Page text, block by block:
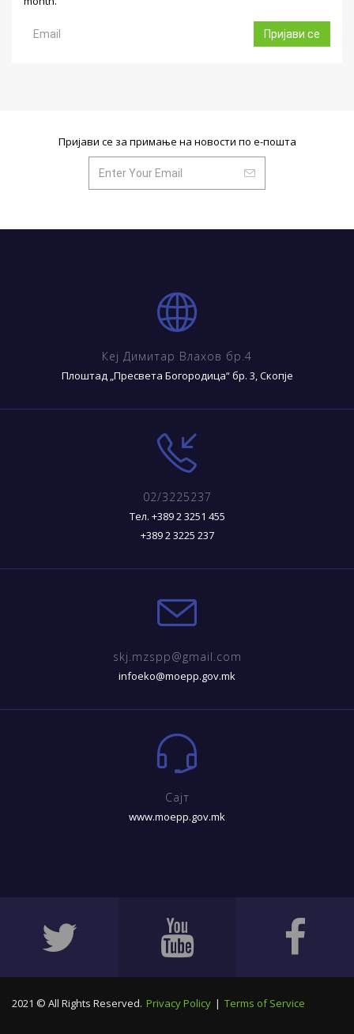
Пријави се
Пријави се за примање на новости по е-пошта
Кеј Димитар Влахов бр.4
Плоштад „Пресвета Богородица“ бр. 3, Скопје
02/3225237
Тел. +389 2 3251 455
+389 2 3225 237
skj.mzspp@gmail.com
infoeko@moepp.gov.mk
Сајт
www.moepp.gov.mk
2021 © All Rights Reserved. Privacy Policy | Terms of Service